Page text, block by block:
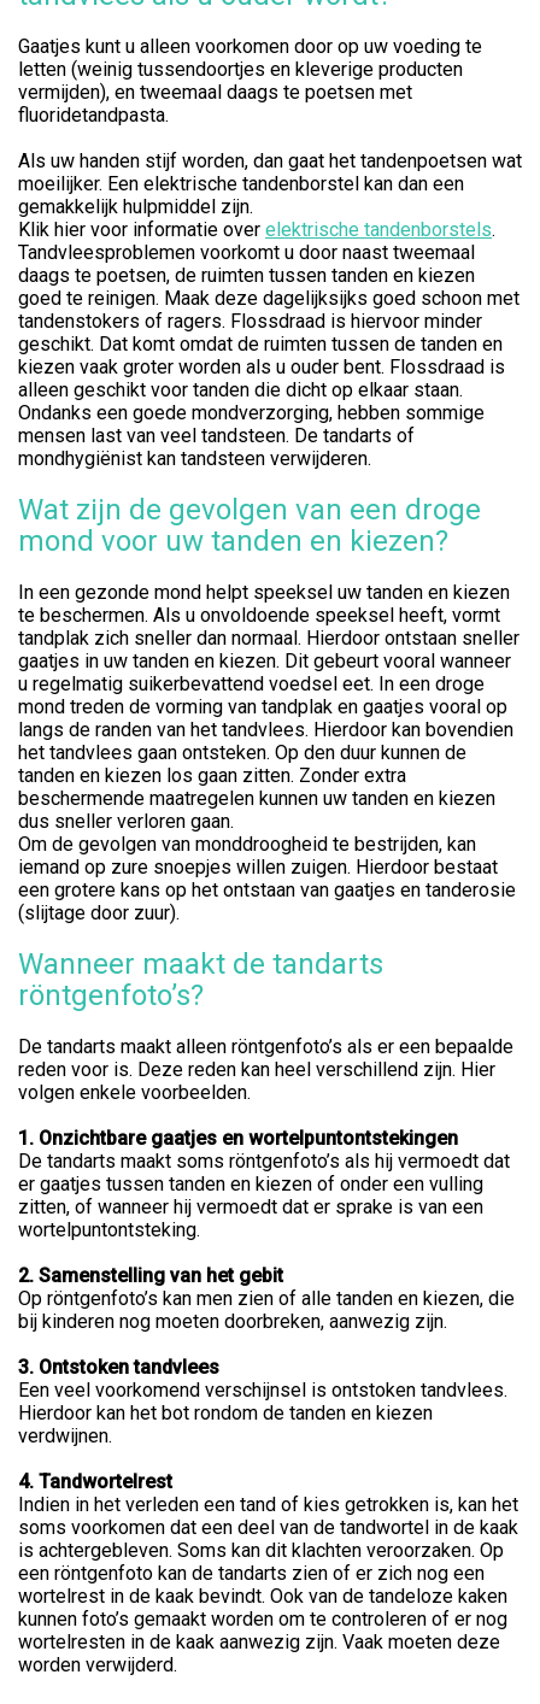
Gaatjes kunt u alleen voorkomen door op uw voeding te
letten (weinig tussendoortjes en kleverige producten
vermijden), en tweemaal daags te poetsen met
fluoridetandpasta.
Als uw handen stijf worden, dan gaat het tandenpoetsen wat
moeilijker. Een elektrische tandenborstel kan dan een
gemakkelijk hulpmiddel zijn.
Klik hier voor informatie over elektrische tandenborstels.
Tandvleesproblemen voorkomt u door naast tweemaal
daags te poetsen, de ruimten tussen tanden en kiezen
goed te reinigen. Maak deze dagelijksijks goed schoon met
tandenstokers of ragers. Flossdraad is hiervoor minder
geschikt. Dat komt omdat de ruimten tussen de tanden en
kiezen vaak groter worden als u ouder bent. Flossdraad is
alleen geschikt voor tanden die dicht op elkaar staan.
Ondanks een goede mondverzorging, hebben sommige
mensen last van veel tandsteen. De tandarts of
mondhygiënist kan tandsteen verwijderen.
Wat zijn de gevolgen van een droge
mond voor uw tanden en kiezen?
In een gezonde mond helpt speeksel uw tanden en kiezen
te beschermen. Als u onvoldoende speeksel heeft, vormt
tandplak zich sneller dan normaal. Hierdoor ontstaan sneller
gaatjes in uw tanden en kiezen. Dit gebeurt vooral wanneer
u regelmatig suikerbevattend voedsel eet. In een droge
mond treden de vorming van tandplak en gaatjes vooral op
langs de randen van het tandvlees. Hierdoor kan bovendien
het tandvlees gaan ontsteken. Op den duur kunnen de
tanden en kiezen los gaan zitten. Zonder extra
beschermende maatregelen kunnen uw tanden en kiezen
dus sneller verloren gaan.
Om de gevolgen van monddroogheid te bestrijden, kan
iemand op zure snoepjes willen zuigen. Hierdoor bestaat
een grotere kans op het ontstaan van gaatjes en tanderosie
(slijtage door zuur).
Wanneer maakt de tandarts
röntgenfoto’s?
De tandarts maakt alleen röntgenfoto’s als er een bepaalde
reden voor is. Deze reden kan heel verschillend zijn. Hier
volgen enkele voorbeelden.
1. Onzichtbare gaatjes en wortelpuntontstekingen
De tandarts maakt soms röntgenfoto’s als hij vermoedt dat
er gaatjes tussen tanden en kiezen of onder een vulling
zitten, of wanneer hij vermoedt dat er sprake is van een
wortelpuntontsteking.
2. Samenstelling van het gebit
Op röntgenfoto’s kan men zien of alle tanden en kiezen, die
bij kinderen nog moeten doorbreken, aanwezig zijn.
3. Ontstoken tandvlees
Een veel voorkomend verschijnsel is ontstoken tandvlees.
Hierdoor kan het bot rondom de tanden en kiezen
verdwijnen.
4. Tandwortelrest
Indien in het verleden een tand of kies getrokken is, kan het
soms voorkomen dat een deel van de tandwortel in de kaak
is achtergebleven. Soms kan dit klachten veroorzaken. Op
een röntgenfoto kan de tandarts zien of er zich nog een
wortelrest in de kaak bevindt. Ook van de tandeloze kaken
kunnen foto’s gemaakt worden om te controleren of er nog
wortelresten in de kaak aanwezig zijn. Vaak moeten deze
worden verwijderd.